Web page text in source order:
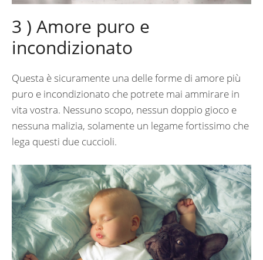
3 ) Amore puro e
incondizionato
Questa è sicuramente una delle forme di amore più
puro e incondizionato che potrete mai ammirare in
vita vostra. Nessuno scopo, nessun doppio gioco e
nessuna malizia, solamente un legame fortissimo che
lega questi due cuccioli.